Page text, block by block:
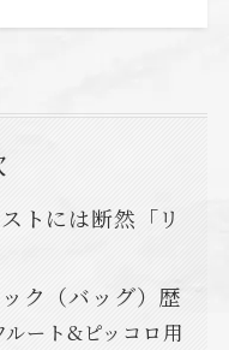
トには断然「リ
ク（バッグ）歴
ート&ピッコロ用